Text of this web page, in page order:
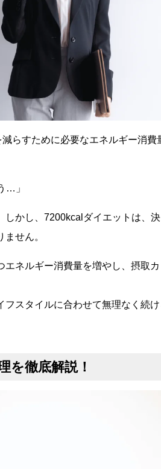
らすために必要なエネルギー消費
…」
かし、7200kcalダイエットは、
せん。
ネルギー消費量を増やし、摂取
スタイルに合わせて無理なく続
を徹底解説！